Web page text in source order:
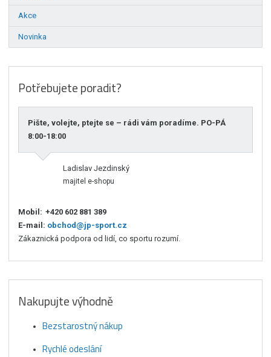
Akce
Novinka
Potřebujete poradit?
Pište, volejte, ptejte se – rádi vám poradíme. PO-PÁ
8:00-18:00
Ladislav Jezdinský
majitel e-shopu
Mobil: +420 602 881 389
E-mail: obchod@jp-sport.cz
Zákaznická podpora od lidí, co sportu rozumí.
Nakupujte výhodně
Bezstarostný nákup
Rychlé odeslání